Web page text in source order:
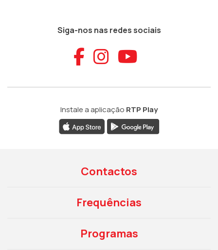
Siga-nos nas redes sociais
Aceder ao
Aceder ao
Aceder
Instale a aplicação RTP Play
Contactos
Frequências
Programas